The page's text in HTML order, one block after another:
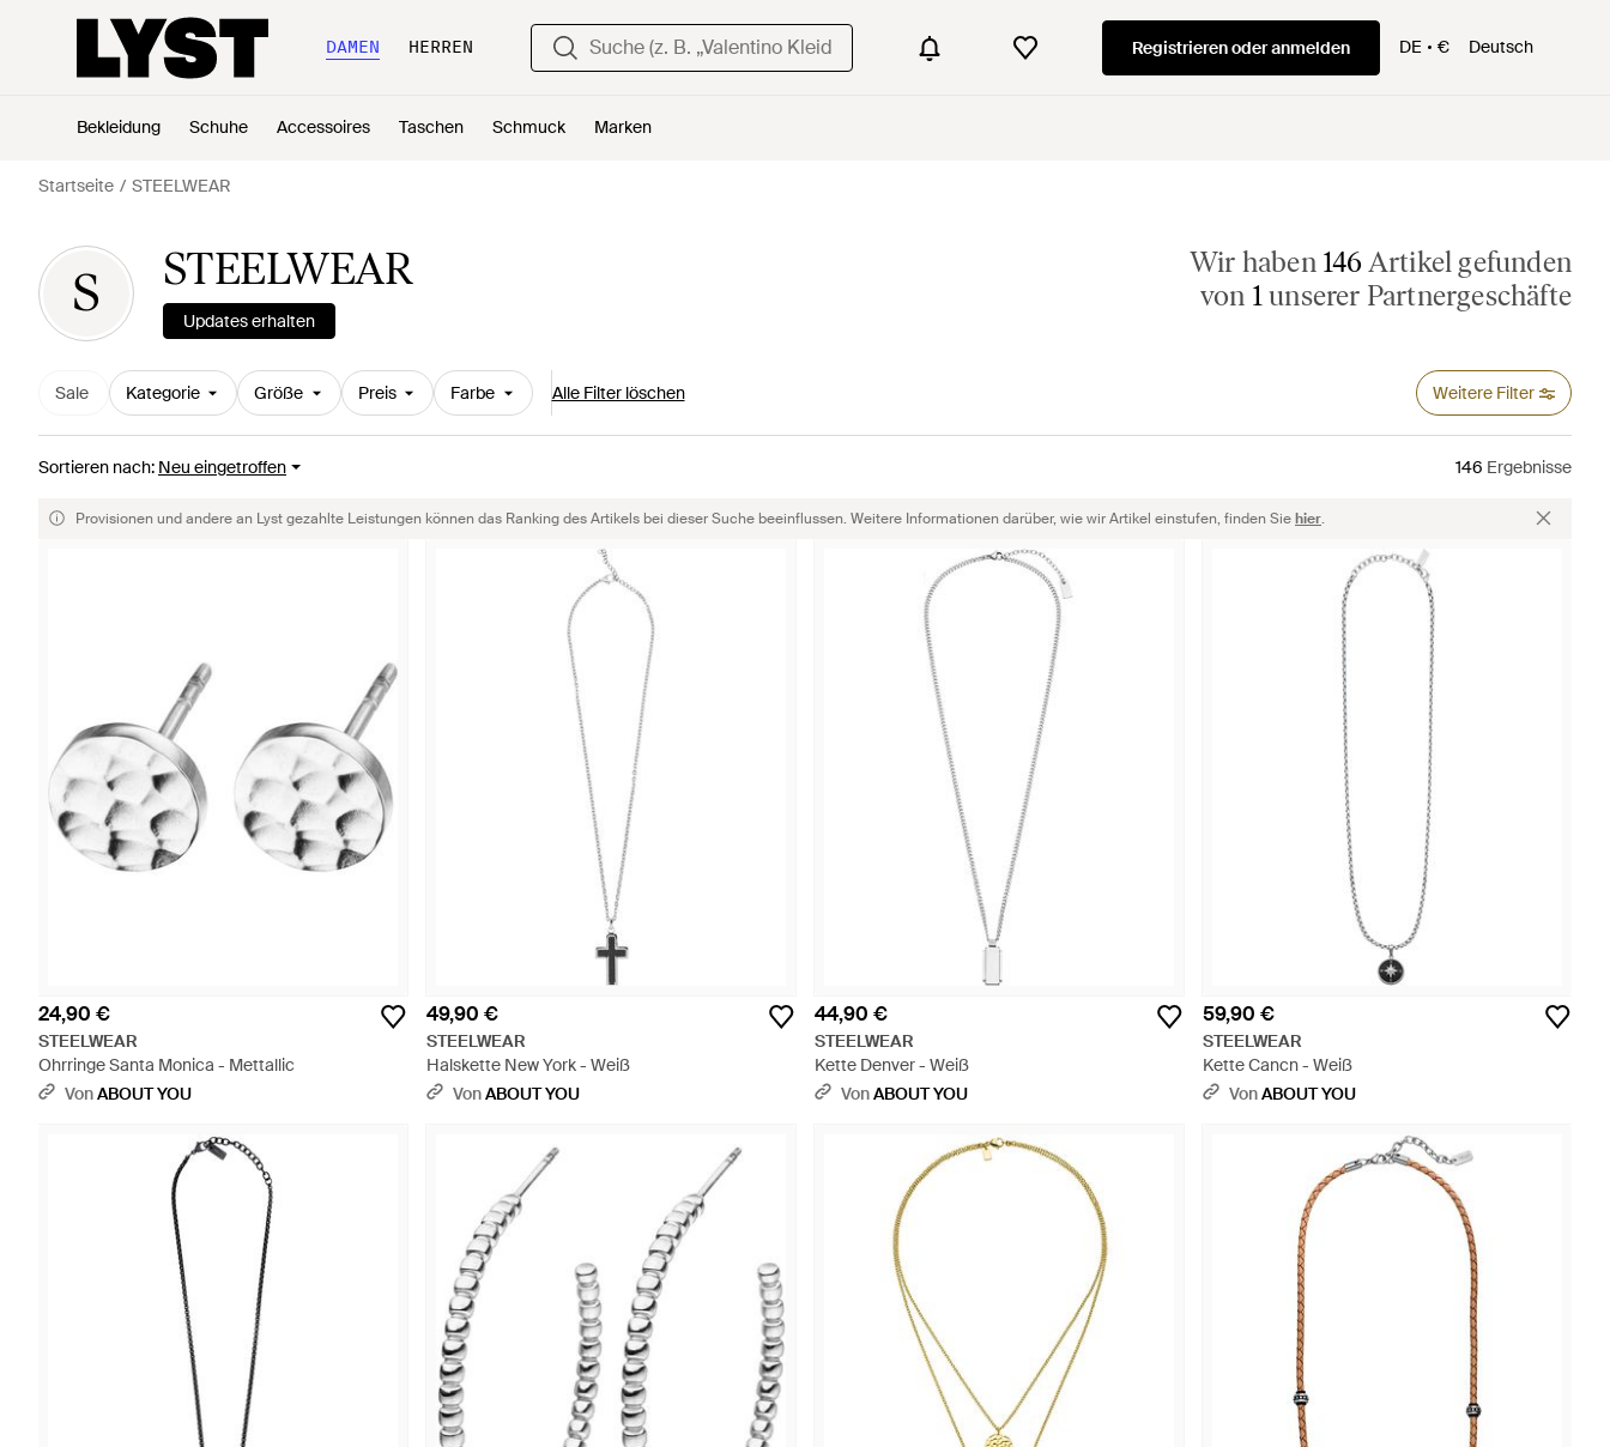
DAMEN HERREN Registrieren oder anmelden DE € Deutsch
Bekleidung Schuhe Accessoires Taschen Schmuck Marken
Startseite STEELWEAR
S STEELWEAR
Updates erhalten
Wir haben 146 Artikel gefunden
von 1unserer Partnergeschäfte
Sale Kategorie Größe Preis Farbe Alle Filter löschen Weitere Filter
Sortieren nach: Neu eingetroffen 146 Ergebnisse
Provisionen und andere an Lyst gezahlte Leistungen können das Ranking des Artikels bei dieser Suche beeinflussen. Weitere Informationen darüber, wie wir Artikel einstufen, finden Siehier.
24,90 €
STEELWEAR
Ohrringe Santa Monica - Mettallic
VonABOUT YOU
49,90 €
STEELWEAR
Halskette New York - Weiß
VonABOUT YOU
44,90 €
STEELWEAR
Kette Denver - Weiß
VonABOUT YOU
59,90 €
STEELWEAR
Kette Cancn - Weiß
VonABOUT YOU